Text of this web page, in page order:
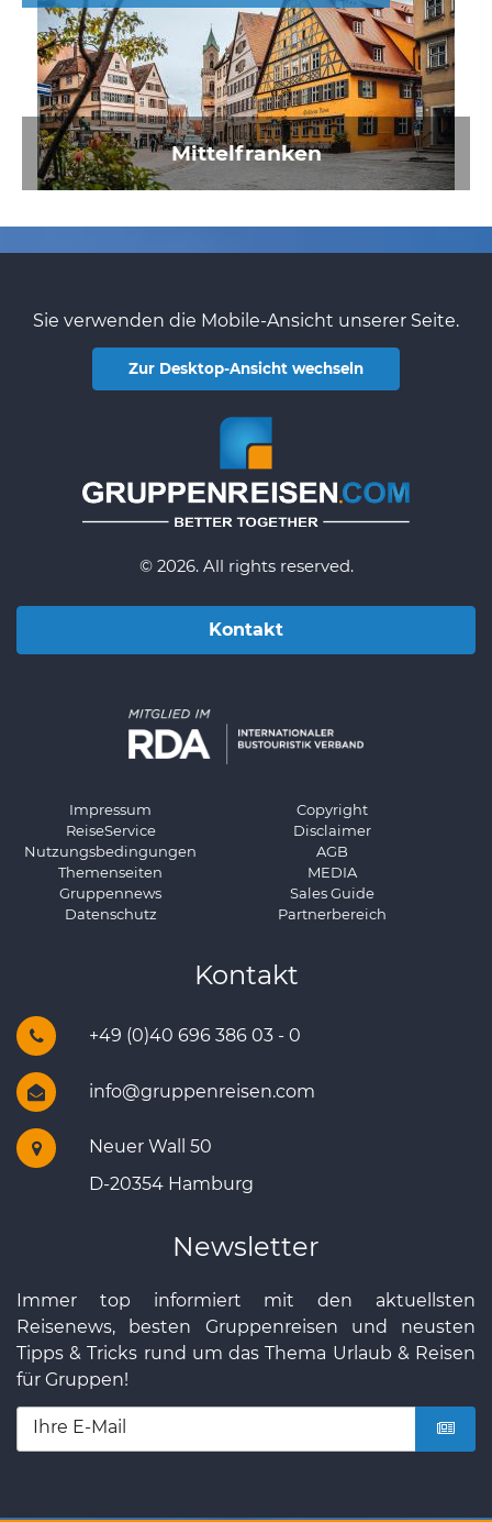
Mittelfranken
Sie verwenden die Mobile-Ansicht unserer Seite.
Zur Desktop-Ansicht wechseln
© 2026. All rights reserved.
Kontakt
Impressum
ReiseService
Nutzungsbedingungen
Themenseiten
Gruppennews
Datenschutz
Copyright
Disclaimer
AGB
MEDIA
Sales Guide
Partnerbereich
Kontakt
+49 (0)40 696 386 03 - 0
info@gruppenreisen.com
Neuer Wall 50
D-20354 Hamburg
Newsletter
Immer top informiert mit den aktuellsten
Reisenews, besten Gruppenreisen und neusten
Tipps & Tricks rund um das Thema Urlaub & Reisen
für Gruppen!